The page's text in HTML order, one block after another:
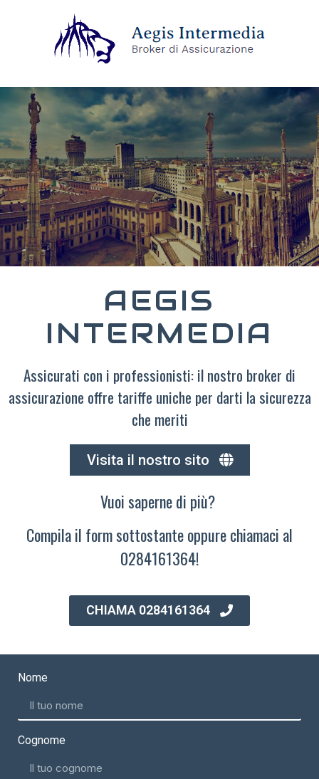
AEGIS
INTERMEDIA
Assicurati con i professionisti: il nostro broker di
assicurazione offre tariffe uniche per darti la sicurezza
che meriti
Visita il nostro sito
Vuoi saperne di più?
Compila il form sottostante oppure chiamaci al
0284161364!
CHIAMA 0284161364
Nome
Cognome